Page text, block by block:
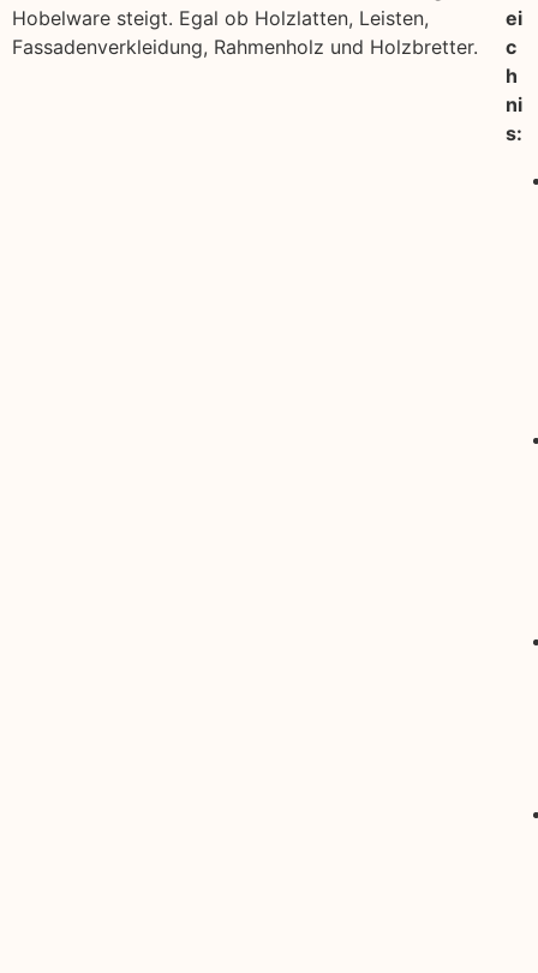
Hobelware steigt. Egal ob Holzlatten, Leisten,
Fassadenverkleidung, Rahmenholz und Holzbretter.
ei
c
h
ni
s: